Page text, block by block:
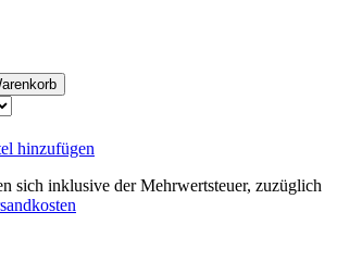
sich inklusive der Mehrwertsteuer, zuzüglich